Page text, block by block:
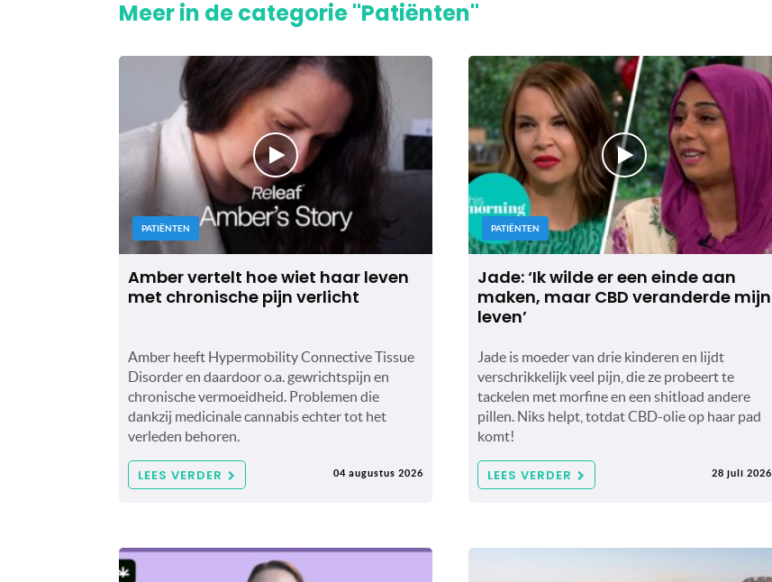
Meer in de categorie "Patiënten"
PATIËNTEN
Amber vertelt hoe wiet haar leven
met chronische pijn verlicht
Amber heeft Hypermobility Connective Tissue
Disorder en daardoor o.a. gewrichtspijn en
chronische vermoeidheid. Problemen die
dankzij medicinale cannabis echter tot het
verleden behoren.
LEES VERDER 04 augustus 2026
PATIËNTEN
Jade: ‘Ik wilde er een einde aan
maken, maar CBD veranderde mijn
leven’
Jade is moeder van drie kinderen en lijdt
verschrikkelijk veel pijn, die ze probeert te
tackelen met morfine en een shitload andere
pillen. Niks helpt, totdat CBD-olie op haar pad
komt!
LEES VERDER 28 juli 2026